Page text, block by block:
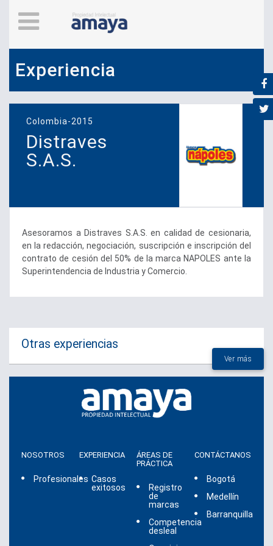
Experiencia
Colombia-2015
Distraves
S.A.S.
Asesoramos a Distraves S.A.S. en calidad de cesionaria,
en la redacción, negociación, suscripción e inscripción del
contrato de cesión del 50% de la marca NAPOLES ante la
Superintendencia de Industria y Comercio.
Otras experiencias
Ver más
NOSOTROS
Profesionales
EXPERIENCIA
Casos
exitosos
ÁREAS DE
PRÁCTICA
Registro
de
marcas
Competencia
desleal
CONTÁCTANOS
Bogotá
Medellín
Barranquilla